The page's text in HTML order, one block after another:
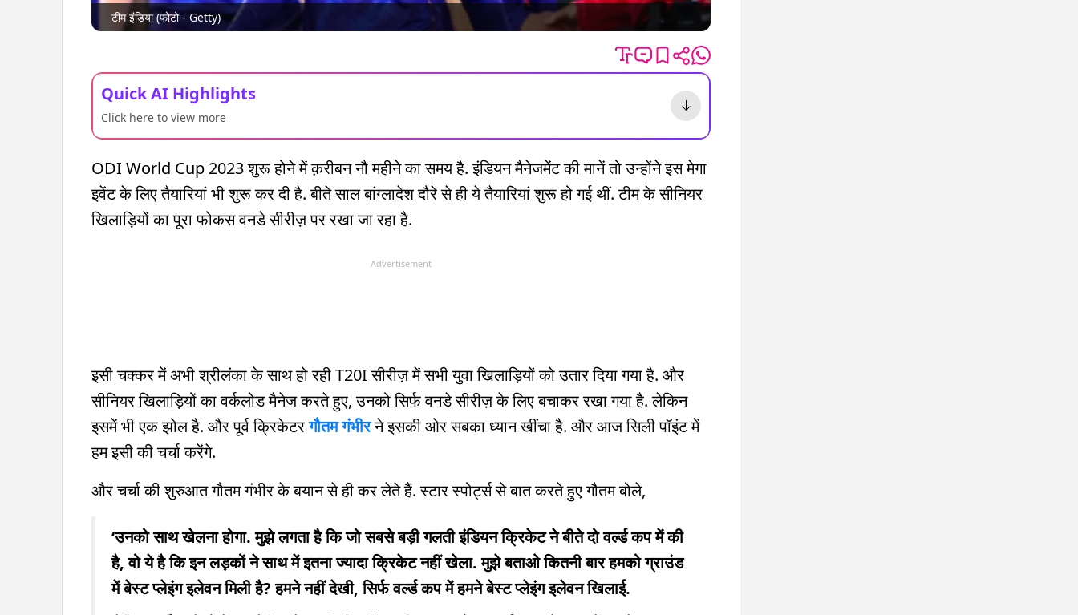
टीम इंडिया (फोटो - Getty)
Quick AI Highlights
Click here to view more
ODI World Cup 2023 शुरू होने में क़रीबन नौ महीने का समय है. इंडियन मैनेजमेंट की मानें तो उन्होंने इस मेगा
इवेंट के लिए तैयारियां भी शुरू कर दी है. बीते साल बांग्लादेश दौरे से ही ये तैयारियां शुरू हो गई थीं. टीम के सीनियर
खिलाड़ियों का पूरा फोकस वनडे सीरीज़ पर रखा जा रहा है.
Advertisement
इसी चक्कर में अभी श्रीलंका के साथ हो रही T20I सीरीज़ में सभी युवा खिलाड़ियों को उतार दिया गया है. और
सीनियर खिलाड़ियों का वर्कलोड मैनेज करते हुए, उनको सिर्फ वनडे सीरीज़ के लिए बचाकर रखा गया है. लेकिन
इसमें भी एक झोल है. और पूर्व क्रिकेटरगौतम गंभीरने इसकी ओर सबका ध्यान खींचा है. और आज सिली पॉइंट में
हम इसी की चर्चा करेंगे.
और चर्चा की शुरुआत गौतम गंभीर के बयान से ही कर लेते हैं. स्टार स्पोर्ट्स से बात करते हुए गौतम बोले,
‘उनको साथ खेलना होगा. मुझे लगता है कि जो सबसे बड़ी गलती इंडियन क्रिकेट ने बीते दो वर्ल्ड कप में की
है, वो ये है कि इन लड़कों ने साथ में इतना ज्यादा क्रिकेट नहीं खेला. मुझे बताओ कितनी बार हमको ग्राउंड
में बेस्ट प्लेइंग इलेवन मिली है? हमने नहीं देखी, सिर्फ वर्ल्ड कप में हमने बेस्ट प्लेइंग इलेवन खिलाई.